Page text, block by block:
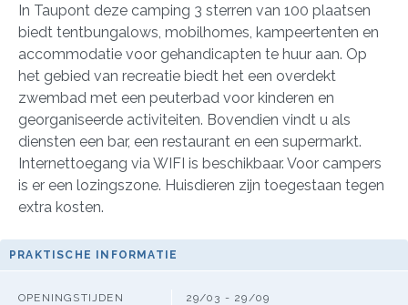
In Taupont deze camping 3 sterren van 100 plaatsen
biedt tentbungalows, mobilhomes, kampeertenten en
accommodatie voor gehandicapten te huur aan. Op
het gebied van recreatie biedt het een overdekt
zwembad met een peuterbad voor kinderen en
georganiseerde activiteiten. Bovendien vindt u als
diensten een bar, een restaurant en een supermarkt.
Internettoegang via WIFI is beschikbaar. Voor campers
is er een lozingszone. Huisdieren zijn toegestaan tegen
extra kosten.
PRAKTISCHE INFORMATIE
OPENINGSTIJDEN
29/03 - 29/09